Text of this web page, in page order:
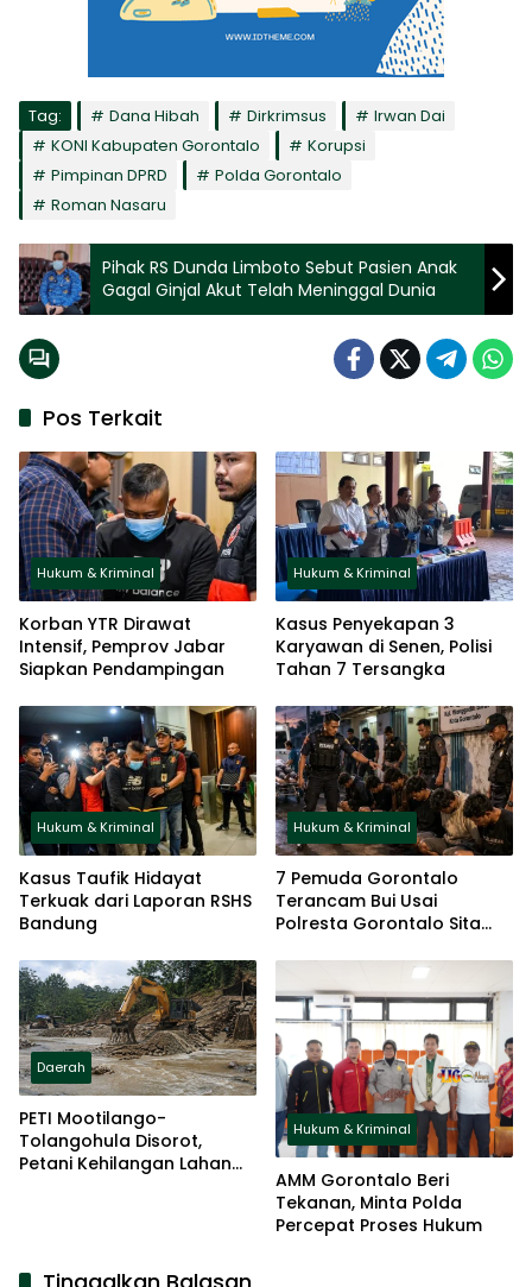
Tag: Dana Hibah Dirkrimsus
Irwan Dai
KONI Kabupaten Gorontalo
Korupsi
Pimpinan DPRD
Polda Gorontalo
Roman Nasaru
Pihak RS Dunda Limboto Sebut Pasien Anak
Gagal Ginjal Akut Telah Meninggal Dunia
Pos Terkait
Hukum & Kriminal
Korban YTR Dirawat
Intensif, Pemprov Jabar
Siapkan Pendampingan
Hukum & Kriminal
Kasus Penyekapan 3
Karyawan di Senen, Polisi
Tahan 7 Tersangka
Hukum & Kriminal
Kasus Taufik Hidayat
Terkuak dari Laporan RSHS
Bandung
Hukum & Kriminal
7 Pemuda Gorontalo
Terancam Bui Usai
Polresta Gorontalo Sita
Daerah
PETI Mootilango-
Tolangohula Disorot,
Petani Kehilangan Lahan
Hukum & Kriminal
AMM Gorontalo Beri
Tekanan, Minta Polda
Percepat Proses Hukum